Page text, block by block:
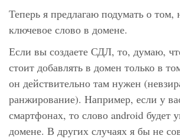
Теперь я предлагаю подумать о
ключевое слово в домене.
Если вы создаете СДЛ, то, думаю,
стоит добавлять в домен только в
он действительно там нужен
ранжирование). Например, если у
смартфонах, то слово android будет
домене. В других случаях я бы не